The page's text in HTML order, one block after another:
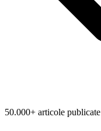
50.000+ articole publicate